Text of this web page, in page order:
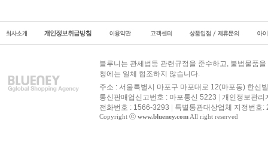
블루니는 관세법등 관련규정을 준수하고, 불법물품
청에는 일체 협조하지 않습니다.
주소 : 서울특별시 마포구 마포대로 12(마포동) 한신
통신판매업신고번호 : 마포통신 5223
개인정보관리
전화번호 : 1566-3293
특별통관대상업체 지정번호
Copyright ⓒ www.blueney.comAll right reserved